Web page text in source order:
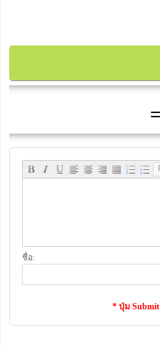
ชื่อ:
* ปุ่ม